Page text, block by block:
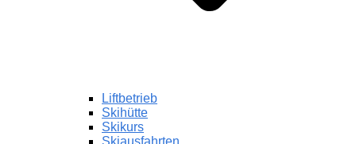
Liftbetrieb
Skihütte
Skikurs
Skiausfahrten